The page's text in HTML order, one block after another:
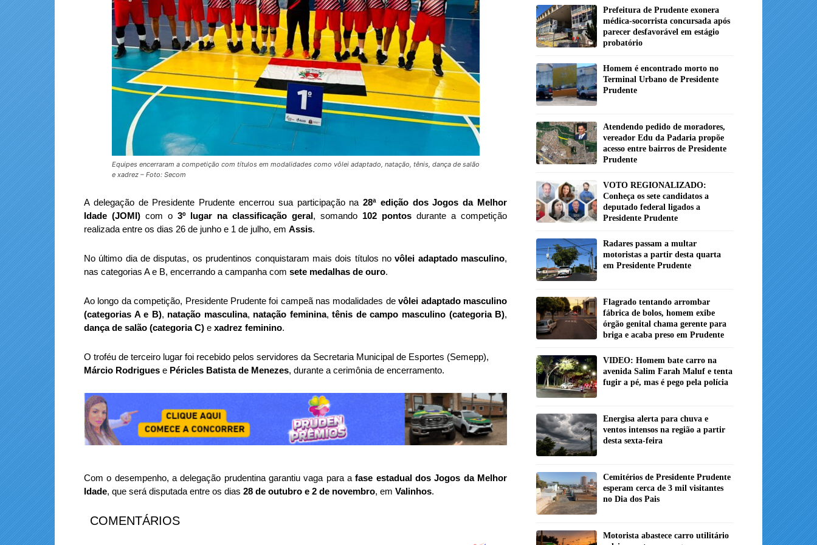
Equipes encerraram a competição com títulos em modalidades como vôlei adaptado, natação, tênis, dança de salão
e xadrez – Foto: Secom
A delegação de Presidente Prudente encerrou sua participação na28ª edição dos Jogos da Melhor
Idade (JOMI) com o 3º lugar na classificação geral, somando 102 pontos durante a competição
realizada entre os dias 26 de junho e 1 de julho, em Assis.
No último dia de disputas, os prudentinos conquistaram mais dois títulos novôlei adaptado masculino,
nas categorias A e B, encerrando a campanha com sete medalhas de ouro.
Ao longo da competição, Presidente Prudente foi campeã nas modalidades devôlei adaptado masculino
(categorias A e B), natação masculina, natação feminina,tênis de campo masculino (categoria B),
dança de salão (categoria C) e xadrez feminino.
O troféu de terceiro lugar foi recebido pelos servidores da Secretaria Municipal de Esportes (Semepp),
Márcio Rodrigues e Péricles Batista de Menezes, durante a cerimônia de encerramento.
Com o desempenho, a delegação prudentina garantiu vaga para afase estadual dos Jogos da Melhor
Idade, que será disputada entre os dias 28 de outubro e 2 de novembro, em Valinhos.
COMENTÁRIOS
Prefeitura de Prudente exonera
médica-socorrista concursada após
parecer desfavorável em estágio
probatório
Homem é encontrado morto no
Terminal Urbano de Presidente
Prudente
Atendendo pedido de moradores,
vereador Edu da Padaria propõe
acesso entre bairros de Presidente
Prudente
VOTO REGIONALIZADO:
Conheça os sete candidatos a
deputado federal ligados a
Presidente Prudente
Radares passam a multar
motoristas a partir desta quarta
em Presidente Prudente
Flagrado tentando arrombar
fábrica de bolos, homem exibe
órgão genital chama gerente para
briga e acaba preso em Prudente
VIDEO: Homem bate carro na
avenida Salim Farah Maluf e tenta
fugir a pé, mas é pego pela polícia
Energisa alerta para chuva e
ventos intensos na região a partir
desta sexta-feira
Cemitérios de Presidente Prudente
esperam cerca de 3 mil visitantes
no Dia dos Pais
Motorista abastece carro utilitário